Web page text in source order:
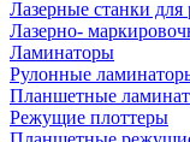
Лазерные станки для
Лазерно-
Ламинаторы
Рулонные
Планшетные
Режущие плоттеры